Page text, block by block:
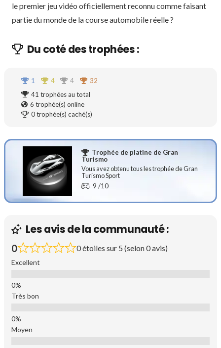
le premier jeu vidéo officiellement reconnu comme faisant
partie du monde de la course automobile réelle ?
Du coté des trophées :
1 4 4
32
41 trophées au total
6 trophée(s) online
0trophée(s) caché(s)
Trophée de platine de Gran
Turismo
Vous avez obtenu tous les trophée de Gran
Turismo Sport
9 /10
Les avis de la communauté :
0 0 étoiles sur 5 (selon 0 avis)
Excellent
Très bon
Moyen